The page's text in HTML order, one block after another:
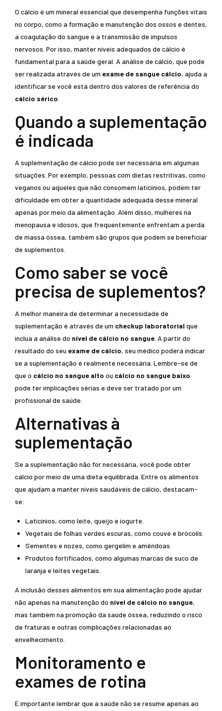
O cálcio é um mineral essencial que desempenha funções vitais
no corpo, como a formação e manutenção dos ossos e dentes,
a coagulação do sangue e a transmissão de impulsos
nervosos. Por isso, manter níveis adequados de cálcio é
fundamental para a saúde geral. A análise de cálcio, que pode
ser realizada através de um exame de sangue cálcio, ajuda a
identificar se você está dentro dos valores de referência do
cálcio sérico
Quando a suplementação
é indicada
A suplementação de cálcio pode ser necessária em algumas
situações. Por exemplo, pessoas com dietas restritivas, como
veganos ou aqueles que não consomem laticínios, podem ter
dificuldade em obter a quantidade adequada desse mineral
apenas por meio da alimentação. Além disso, mulheres na
menopausa e idosos, que frequentemente enfrentam a perda
de massa óssea, também são grupos que podem se beneficiar
de suplementos.
Como saber se você
precisa de suplementos?
A melhor maneira de determinar a necessidade de
suplementação é através de um checkup laboratorial que
inclua a análise do nível de cálcio no sangue . A partir do
resultado do seu exame de cálcio, seu médico poderá indicar
se a suplementação é realmente necessária. Lembre-se de
que o cálcio no sangue alto ou cálcio no sangue baixo
pode ter implicações sérias e deve ser tratado por um
profissional de saúde.
Alternativas à
suplementação
Se a suplementação não for necessária, você pode obter
cálcio por meio de uma dieta equilibrada. Entre os alimentos
que ajudam a manter níveis saudáveis de cálcio, destacam-
se:
Laticínios, como leite, queijo e iogurte.
Vegetais de folhas verdes escuras, como couve e brócolis.
Sementes e nozes, como gergelim e amêndoas.
Produtos fortificados, como algumas marcas de suco de
laranja e leites vegetais.
A inclusão desses alimentos em sua alimentação pode ajudar
não apenas na manutenção do nível de cálcio no sangue,
mas também na promoção da saúde óssea, reduzindo o risco
de fraturas e outras complicações relacionadas ao
envelhecimento.
Monitoramento e
exames de rotina
É importante lembrar que a saúde não se resume apenas ao